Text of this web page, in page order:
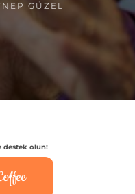
GÜZEL
destek olun!